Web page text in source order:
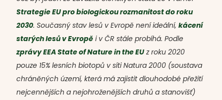
Strategie EU pro biologickou rozmanitost do roku
2030. Současný stav lesů v Evropě není ideální,kácení
starých lesů v Evropě i v ČR stále probíhá. Podle
zprávy EEA State of Nature in the EU z roku 2020
pouze 15% lesních biotopů v síti Natura 2000 (soustava
chráněných území, která má zajistit dlouhodobé přežití
nejcennějších a nejohroženějších druhů a stanovišť)